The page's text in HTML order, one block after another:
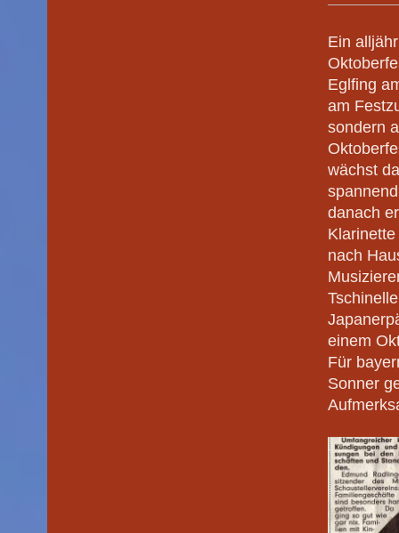
Ein
Eglfing
am
sondern
wächst
danach
nach
einem
Für
Sonner